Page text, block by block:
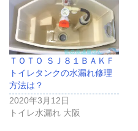
ＴＯＴＯ ＳＪ８１ＢＡＫＦ
トイレタンクの水漏れ修理
方法は？
2020年3月12日
トイレ水漏れ 大阪